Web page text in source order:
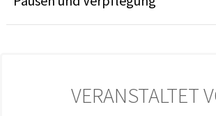
VERANSTALTET